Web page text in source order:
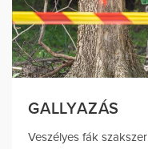
GALLYAZÁS
Veszélyes fák